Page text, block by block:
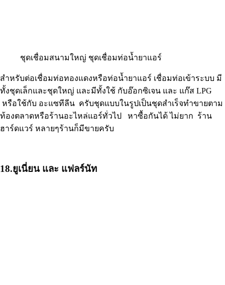
ชุดเชื่อมสนามใหญ่ ชุดเชื่อมท่อน้ำยาแอร์
สำหรับต่อเชื่อมท่อทองแดงหรือท่อน้ำยาแอร์ เชื่อมท่อเข้าระบบ มี
ทั้งชุดเล็กและชุดใหญ่ และมีทั้งใช้ กับอ๊อกซิเจน และ แก๊ส LPG
หรือใช้กับ อะแซทีลีน ครับชุดแบบในรูปเป็นชุดสำเร็จทำขายตาม
ท้องตลาดหรือร้านอะไหล่แอร์ทั่วไป หาซื้อกันได้ ไม่ยาก ร้าน
ฮาร์ดแวร์ หลายๆร้านก็มีขายครับ
18.ยูเนี่ยน และ แฟลร์นัท